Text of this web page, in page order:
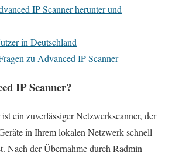
IP Scanner herunter und
in Deutschland
zu Advanced IP Scanner
IP Scanner?
ein zuverlässiger Netzwerkscanner, der
in Ihrem lokalen Netzwerk schnell
Nach der Übernahme durch Radmin